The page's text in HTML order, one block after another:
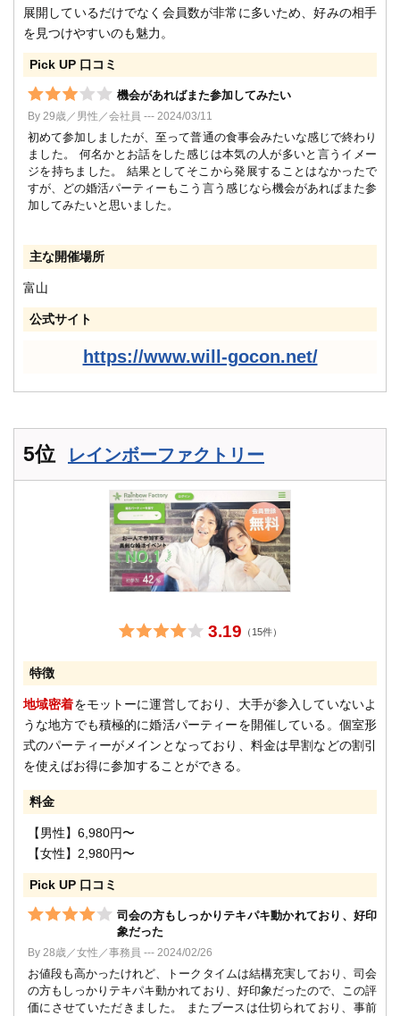
展開しているだけでなく会員数が非常に多いため、好みの相手
を見つけやすいのも魅力。
Pick UP 口コミ
機会があればまた参加してみたい
By 29歳／男性／会社員 --- 2024/03/11
初めて参加しましたが、至って普通の食事会みたいな感じで終わり
ました。 何名かとお話をした感じは本気の人が多いと言うイメー
ジを持ちました。 結果としてそこから発展することはなかったで
すが、どの婚活パーティーもこう言う感じなら機会があればまた参
加してみたいと思いました。
主な開催場所
富山
公式サイト
https://www.will-gocon.net/
5位 レインボーファクトリー
3.19 （15件）
特徴
地域密着をモットーに運営しており、大手が参入していないよ
うな地方でも積極的に婚活パーティーを開催している。個室形
式のパーティーがメインとなっており、料金は早割などの割引
を使えばお得に参加することができる。
料金
【男性】6,980円〜
【女性】2,980円〜
Pick UP 口コミ
司会の方もしっかりテキパキ動かれており、好印
象だった
By 28歳／女性／事務員 --- 2024/02/26
お値段も高かったけれど、トークタイムは結構充実しており、司会
の方もしっかりテキパキ動かれており、好印象だったので、この評
価にさせていただきました。 またブースは仕切られており、事前